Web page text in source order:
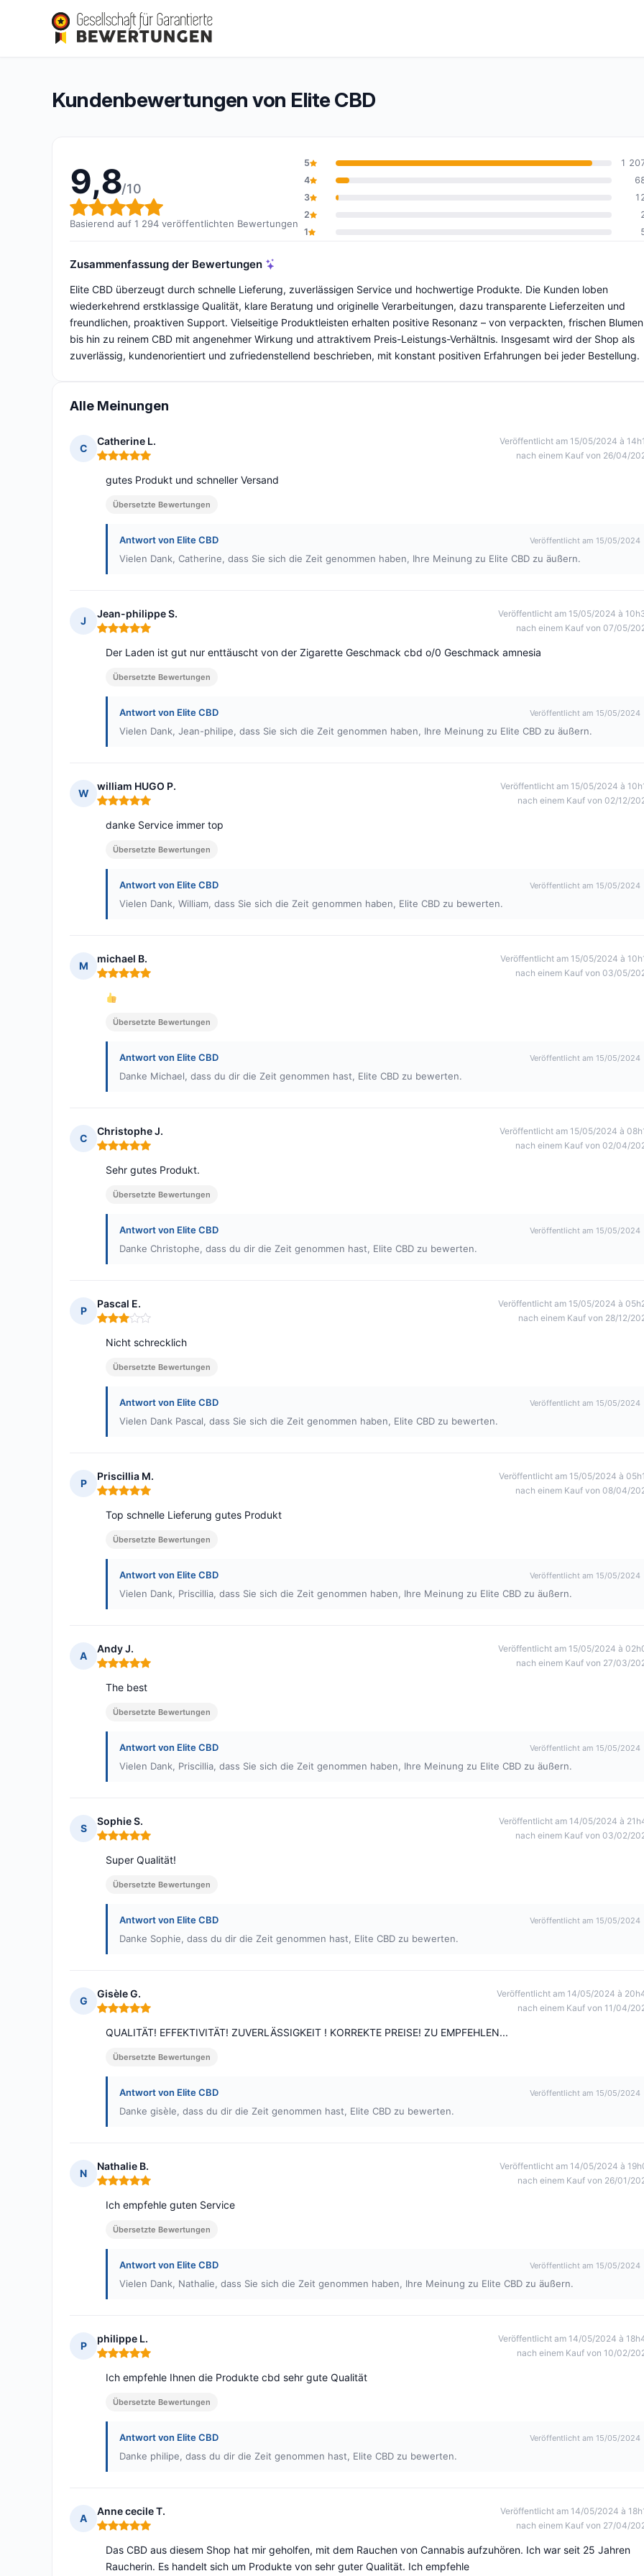
Elite CBD
Gesamtbewertung: 9,8 von 10
9,8/10(1 294 Bewertungen)
Kundenbewertungen von Elite CBD
9,8/10
Gesamtbewertung: 9,8 von 10
Basierend auf 1 294 veröffentlichten Bewertungen
5
1
4
3
2
1
Zusammenfassung der Bewertungen
Elite CBD überzeugt durch schnelle Lieferung, zuverlässigen Service und hochwertige Produkte. Die Kunden loben
wiederkehrend erstklassige Qualität, klare Beratung und originelle Verarbeitungen, dazu transparente Lieferzeiten und
freundlichen, proaktiven Support. Vielseitige Produktleisten erhalten positive Resonanz – von verpackten, frischen Blumen
bis hin zu reinem CBD mit angenehmer Wirkung und attraktivem Preis-Leistungs-Verhältnis. Insgesamt wird der Shop als
zuverlässig, kundenorientiert und zufriedenstellend beschrieben, mit konstant positiven Erfahrungen bei jeder Bestellung.
Alle Meinungen
C
Catherine L.
Hinweis: 5 von 5
Veröffentlicht am 15/05/2024 à
nach einem Kauf von 26/04/
gutes Produkt und schneller Versand
Übersetzte Bewertungen
Antwort von Elite CBD Veröffentlicht am 15/05/2024
Vielen Dank, Catherine, dass Sie sich die Zeit genommen haben, Ihre Meinung zu Elite CBD zu äußern.
J
Jean-philippe S.
Hinweis: 5 von 5
Veröffentlicht am 15/05/2024 à
nach einem Kauf von 07/05/
Der Laden ist gut nur enttäuscht von der Zigarette Geschmack cbd o/0 Geschmack amnesia
Übersetzte Bewertungen
Antwort von Elite CBD Veröffentlicht am 15/05/2024
Vielen Dank, Jean-philipe, dass Sie sich die Zeit genommen haben, Ihre Meinung zu Elite CBD zu äußern.
W
william HUGO P.
Hinweis: 5 von 5
Veröffentlicht am 15/05/2024 à
nach einem Kauf von 02/12/
danke Service immer top
Übersetzte Bewertungen
Antwort von Elite CBD Veröffentlicht am 15/05/2024
Vielen Dank, William, dass Sie sich die Zeit genommen haben, Elite CBD zu bewerten.
M
michael B.
Hinweis: 5 von 5
Veröffentlicht am 15/05/2024 à
nach einem Kauf von 03/05/
Übersetzte Bewertungen
Antwort von Elite CBD Veröffentlicht am 15/05/2024
Danke Michael, dass du dir die Zeit genommen hast, Elite CBD zu bewerten.
C
Christophe J.
Hinweis: 5 von 5
Veröffentlicht am 15/05/2024 à
nach einem Kauf von 02/04/
Sehr gutes Produkt.
Übersetzte Bewertungen
Antwort von Elite CBD Veröffentlicht am 15/05/2024
Danke Christophe, dass du dir die Zeit genommen hast, Elite CBD zu bewerten.
P
Pascal E.
Hinweis: 3 von 5
Veröffentlicht am 15/05/2024 à
nach einem Kauf von 28/12/
Nicht schrecklich
Übersetzte Bewertungen
Antwort von Elite CBD Veröffentlicht am 15/05/2024
Vielen Dank Pascal, dass Sie sich die Zeit genommen haben, Elite CBD zu bewerten.
P
Priscillia M.
Hinweis: 5 von 5
Veröffentlicht am 15/05/2024 à
nach einem Kauf von 08/04/
Top schnelle Lieferung gutes Produkt
Übersetzte Bewertungen
Antwort von Elite CBD Veröffentlicht am 15/05/2024
Vielen Dank, Priscillia, dass Sie sich die Zeit genommen haben, Ihre Meinung zu Elite CBD zu äußern.
A
Andy J.
Hinweis: 5 von 5
Veröffentlicht am 15/05/2024 à
nach einem Kauf von 27/03/
The best
Übersetzte Bewertungen
Antwort von Elite CBD Veröffentlicht am 15/05/2024
Vielen Dank, Priscillia, dass Sie sich die Zeit genommen haben, Ihre Meinung zu Elite CBD zu äußern.
S
Sophie S.
Hinweis: 5 von 5
Veröffentlicht am 14/05/2024 à
nach einem Kauf von 03/02/
Super Qualität!
Übersetzte Bewertungen
Antwort von Elite CBD Veröffentlicht am 15/05/2024
Danke Sophie, dass du dir die Zeit genommen hast, Elite CBD zu bewerten.
G
Gisèle G.
Hinweis: 5 von 5
Veröffentlicht am 14/05/2024 à
nach einem Kauf von 11/04/
QUALITÄT! EFFEKTIVITÄT! ZUVERLÄSSIGKEIT ! KORREKTE PREISE! ZU EMPFEHLEN...
Übersetzte Bewertungen
Antwort von Elite CBD Veröffentlicht am 15/05/2024
Danke gisèle, dass du dir die Zeit genommen hast, Elite CBD zu bewerten.
N
Nathalie B.
Hinweis: 5 von 5
Veröffentlicht am 14/05/2024 à
nach einem Kauf von 26/01/
Ich empfehle guten Service
Übersetzte Bewertungen
Antwort von Elite CBD Veröffentlicht am 15/05/2024
Vielen Dank, Nathalie, dass Sie sich die Zeit genommen haben, Ihre Meinung zu Elite CBD zu äußern.
P
philippe L.
Hinweis: 5 von 5
Veröffentlicht am 14/05/2024 à
nach einem Kauf von 10/02/
Ich empfehle Ihnen die Produkte cbd sehr gute Qualität
Übersetzte Bewertungen
Antwort von Elite CBD Veröffentlicht am 15/05/2024
Danke philipe, dass du dir die Zeit genommen hast, Elite CBD zu bewerten.
A
Anne cecile T.
Hinweis: 5 von 5
Veröffentlicht am 14/05/2024 à
nach einem Kauf von 27/04/
Das CBD aus diesem Shop hat mir geholfen, mit dem Rauchen von Cannabis aufzuhören. Ich war seit 25 Jahren
Raucherin. Es handelt sich um Produkte von sehr guter Qualität. Ich empfehle